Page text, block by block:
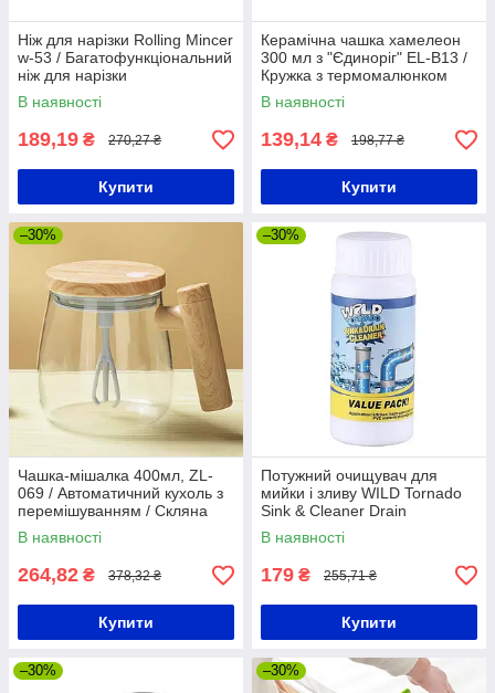
Ніж для нарізки Rolling Mincer
w-53 / Багатофункціональний
ніж для нарізки
В наявності
189,19 ₴ 270,27 ₴
Купити
Керамічна чашка хамелеон
300 мл з "Єдиноріг" EL-B13 /
Кружка з термомалюнком
В наявності
139,14 ₴ 198,77 ₴
Купити
–30%
Чашка-мішалка 400мл, ZL-
069 / Автоматичний кухоль з
перемішуванням / Скляна
чашка з кришкою
В наявності
264,82 ₴ 378,32 ₴
Купити
–30%
Потужний очищувач для
мийки і зливу WILD Tornado
Sink & Cleaner Drain
В наявності
179 ₴ 255,71 ₴
Купити
–30% –30%